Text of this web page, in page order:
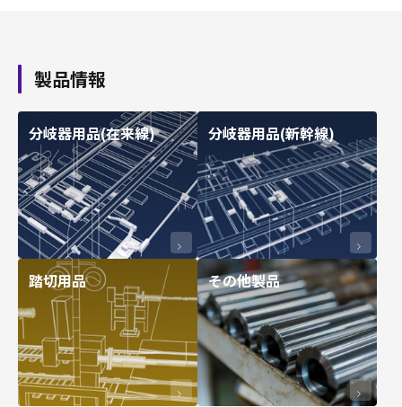
製品情報
分岐器用品(在来線) 分岐器用品(新幹線)
踏切用品 その他製品